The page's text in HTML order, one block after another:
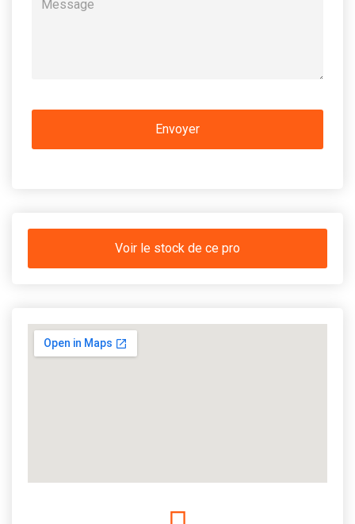
Voir le stock de ce pro